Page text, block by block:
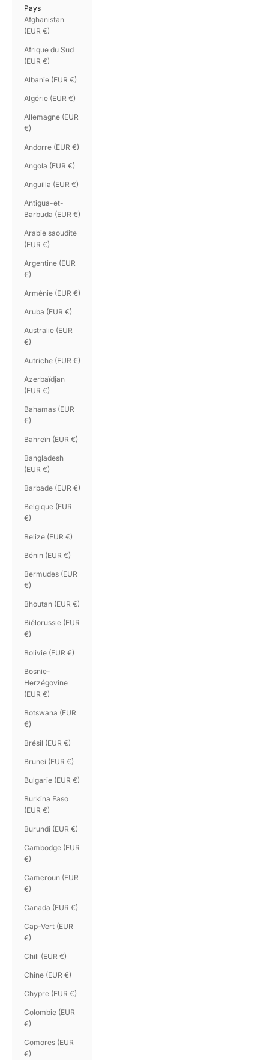
Pays
Afghanistan
(EUR €)
Afrique du Sud
(EUR €)
Albanie (EUR €)
Algérie (EUR €)
Allemagne (EUR
€)
Andorre (EUR €)
Angola (EUR €)
Anguilla (EUR €)
Antigua-et-
Barbuda (EUR €)
Arabie saoudite
(EUR €)
Argentine (EUR
€)
Arménie (EUR €)
Aruba (EUR €)
Australie (EUR
€)
Autriche (EUR €)
Azerbaïdjan
(EUR €)
Bahamas (EUR
€)
Bahreïn (EUR €)
Bangladesh
(EUR €)
Barbade (EUR €)
Belgique (EUR
€)
Belize (EUR €)
Bénin (EUR €)
Bermudes (EUR
€)
Bhoutan (EUR €)
Biélorussie (EUR
€)
Bolivie (EUR €)
Bosnie-
Herzégovine
(EUR €)
Botswana (EUR
€)
Brésil (EUR €)
Brunei (EUR €)
Bulgarie (EUR €)
Burkina Faso
(EUR €)
Burundi (EUR €)
Cambodge (EUR
€)
Cameroun (EUR
€)
Canada (EUR €)
Cap-Vert (EUR
€)
Chili (EUR €)
Chine (EUR €)
Chypre (EUR €)
Colombie (EUR
€)
Comores (EUR
€)